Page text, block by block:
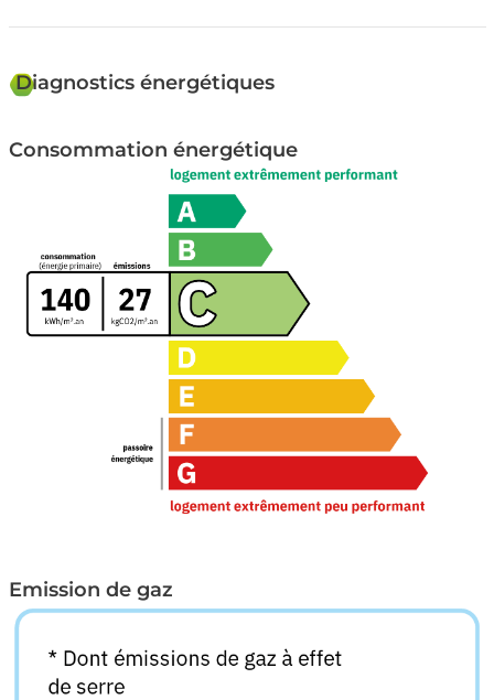
Nombre de lots: 24
Exposition NORD-SUD
Vue Dégagée
Diagnostics énergétiques
Consommation énergétique
Emission de gaz